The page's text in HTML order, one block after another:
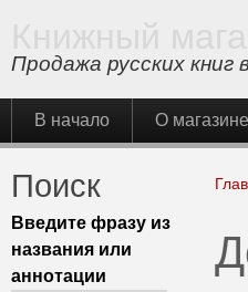
Продажа русских книг
Главное меню
В начало О магазине
Поиск
Введите фразу из
названия или
аннотации